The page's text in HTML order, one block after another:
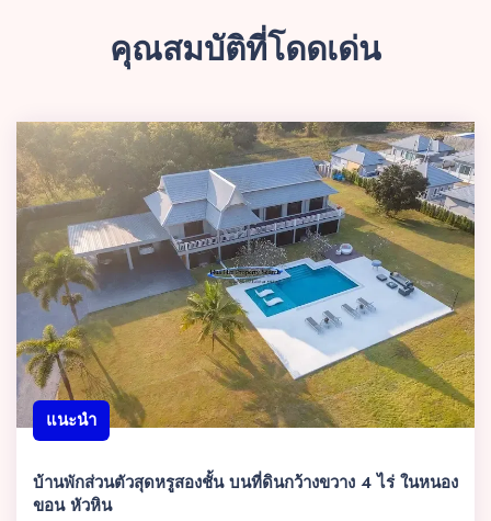
คุณสมบัติที่โดดเด่น
แนะนำ
บ้านพักส่วนตัวสุดหรูสองชั้น บนที่ดินกว้างขวาง 4 ไร่ ในหนอง
ขอน หัวหิน